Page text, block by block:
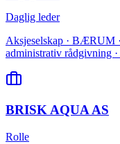
Daglig leder
Aksjeselskap · BÆRUM
administrativ rådgivning
BRISK AQUA AS
Rolle